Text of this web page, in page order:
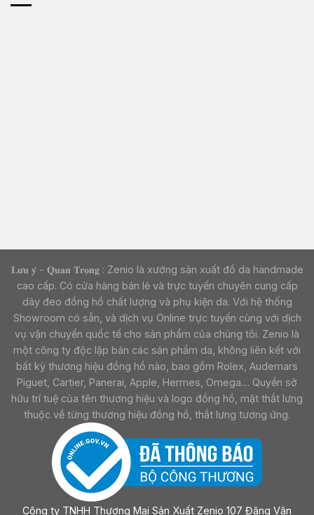
𝐋𝐮̛𝐮 𝐲́ - 𝐐𝐮𝐚𝐧 𝐓𝐫𝐨̣𝐧𝐠 : Zenio là xưởng sản xuất đồ da handmade
cao cấp. Có cửa hàng bán lẻ và trực tuyến chuyên cung cấp
dây đeo đồng hồ chất lượng và phụ kiện da. Với hệ thống
Showroom có sẵn, và dịch vụ Online trực tuyến cùng với dịch
vụ vận chuyển quốc tế cho sản phẩm của chúng tôi. Zenio là
một công ty độc lập bán các sản phẩm da, không liên kết với
bất kỳ thương hiệu đồng hồ nào, bao gồm Rolex, Audemars
Piguet, Cartier, Panerai, Apple, Hermes, Omega.... Quyền sở
hữu trí tuệ của tên thương hiệu và logo đồng hồ, mặt thắt lưng
thuộc về từng thương hiệu đồng hồ, thắt lưng tương ứng.
Công ty TNHH Thương Mại Sản Xuất Zenio 107 Đặng Văn